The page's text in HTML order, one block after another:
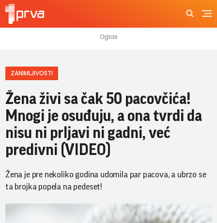
ZANIMLJIVOSTI
Žena živi sa čak 50 pacovčića!
Mnogi je osuđuju, a ona tvrdi da
nisu ni prljavi ni gadni, već
predivni (VIDEO)
Žena je pre nekoliko godina udomila par pacova, a ubrzo se
ta brojka popela na pedeset!